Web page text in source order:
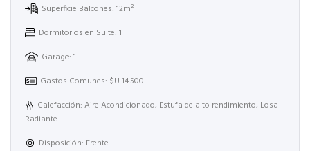
Superficie Balcones: 12m²
Dormitorios en Suite: 1
Garage: 1
Gastos Comunes: $U 14.500
Calefacción: Aire Acondicionado, Estufa de alto rendimiento, Losa
Radiante
Disposición: Frente